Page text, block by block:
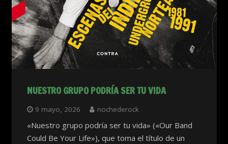
NUESTRO GRUPO PODRÍA SER TU VIDA
9 mayo, 2026 nochederock
«Nuestro grupo podría ser tu vida» («Our Band
Could Be Your Life»), que toma el título de un